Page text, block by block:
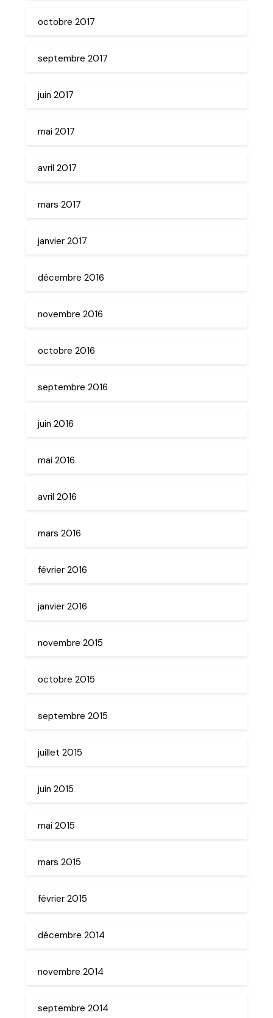
octobre 2017
septembre 2017
juin 2017
mai 2017
avril 2017
mars 2017
janvier 2017
décembre 2016
novembre 2016
octobre 2016
septembre 2016
juin 2016
mai 2016
avril 2016
mars 2016
février 2016
janvier 2016
novembre 2015
octobre 2015
septembre 2015
juillet 2015
juin 2015
mai 2015
mars 2015
février 2015
décembre 2014
novembre 2014
septembre 2014